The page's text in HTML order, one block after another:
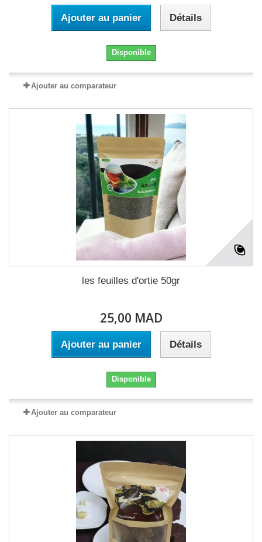
Ajouter au panier Détails
Disponible
Ajouter au comparateur
les feuilles d'ortie 50gr
25,00 MAD
Ajouter au panier Détails
Disponible
Ajouter au comparateur